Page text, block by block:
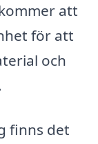
att
för att
och
finns det